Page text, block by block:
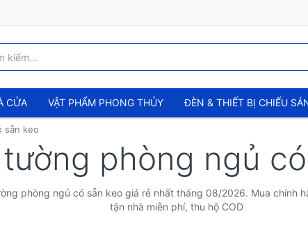
CỬA VẬT PHẨM PHONG THỦY ĐÈN & THIẾT BỊ CHIẾU
sẵn keo
phòng ngủ
phòng ngủ có sẵn keo giá rẻ nhất tháng 08/2026. Mua chính
tận nhà miễn phí, thu hộ COD